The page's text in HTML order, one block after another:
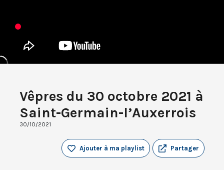
Vêpres du 30 octobre 2021 à
Saint-Germain-l’Auxerrois
30/10/2021
Partager
Ajouter à ma playlist